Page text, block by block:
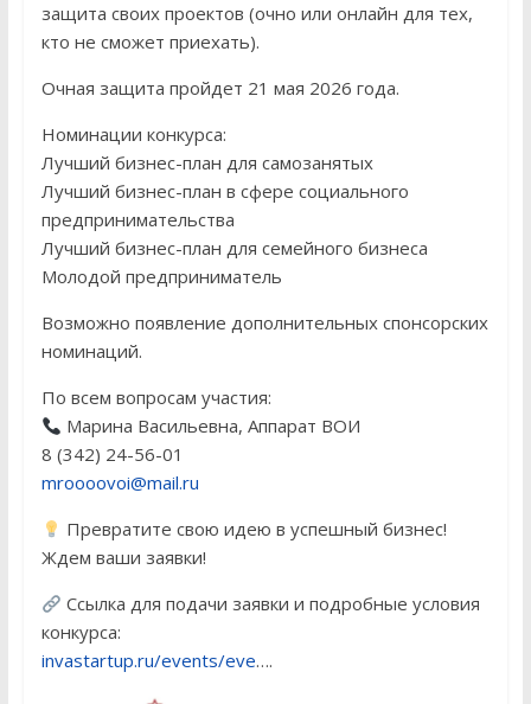
защита своих проектов (очно или онлайн для тех,
кто не сможет приехать).
Очная защита пройдет 21 мая 2026 года.
Номинации конкурса:
Лучший бизнес-план для самозанятых
Лучший бизнес-план в сфере социального
предпринимательства
Лучший бизнес-план для семейного бизнеса
Молодой предприниматель
Возможно появление дополнительных спонсорских
номинаций.
По всем вопросам участия:
Марина Васильевна, Аппарат ВОИ
8 (342) 24-56-01
mroooovoi@mail.ru
Превратите свою идею в успешный бизнес!
Ждем ваши заявки!
Ссылка для подачи заявки и подробные условия
конкурса:
invastartup.ru/events/eve….